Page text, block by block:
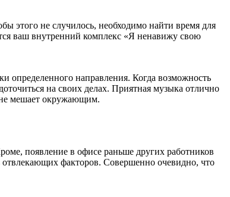
этого не случилось, необходимо найти время для
ваш внутренний комплекс «Я ненавижу свою
определенного направления. Когда возможность
на своих делах. Приятная музыка отлично
мешает окружающим.
появление в офисе раньше других работников
отвлекающих факторов. Совершенно очевидно, что